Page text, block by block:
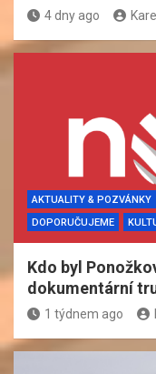
4 dny ago
AKTUALITY & POZVÁNKY
DOPORUČUJEME
Kdo byl
dokumentární
1 týdnem ago